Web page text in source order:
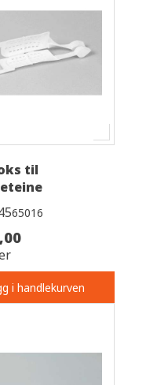
til
65016
i handlekurven